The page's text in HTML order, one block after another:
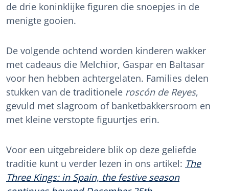
de drie koninklijke figuren die snoepjes in de
menigte gooien.
De volgende ochtend worden kinderen wakker
met cadeaus die Melchior, Gaspar en Baltasar
voor hen hebben achtergelaten. Families delen
stukken van de traditionele roscón de Reyes,
gevuld met slagroom of banketbakkersroom en
met kleine verstopte figuurtjes erin.
Voor een uitgebreidere blik op deze geliefde
traditie kunt u verder lezen in ons artikel: The
Three Kings: in Spain, the festive season